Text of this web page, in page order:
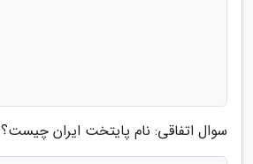
سوال اتفاقی: نام پایتخت ایران چیست؟